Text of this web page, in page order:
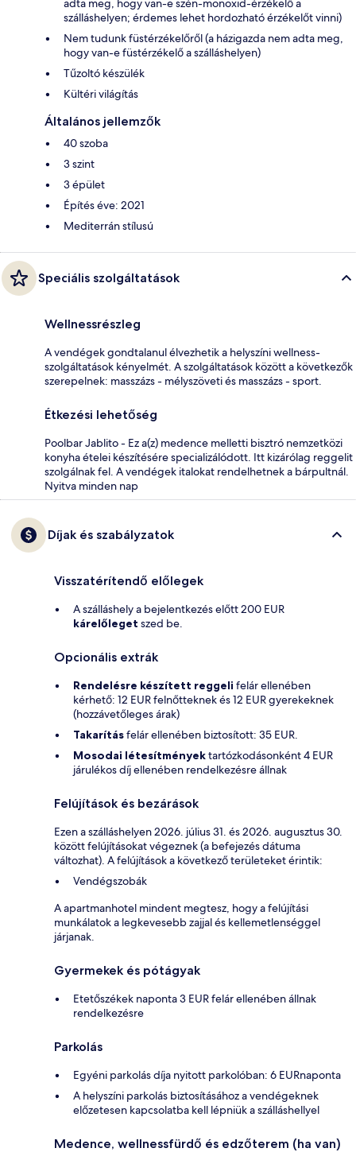
adta meg, hogy van-e szén-monoxid-érzékelő a
szálláshelyen; érdemes lehet hordozható érzékelőt vinni)
Nem tudunk füstérzékelőről (a házigazda nem adta meg,
hogy van-e füstérzékelő a szálláshelyen)
Tűzoltó készülék
Kültéri világítás
Általános jellemzők
40 szoba
3 szint
3 épület
Építés éve: 2021
Mediterrán stílusú
Speciális szolgáltatások
Wellnessrészleg
A vendégek gondtalanul élvezhetik a helyszíni wellness-
szolgáltatások kényelmét. A szolgáltatások között a következők
szerepelnek: masszázs - mélyszöveti és masszázs - sport.
Étkezési lehetőség
Poolbar Jablito - Ez a(z) medence melletti bisztró nemzetközi
konyha ételei készítésére specializálódott. Itt kizárólag reggelit
szolgálnak fel. A vendégek italokat rendelhetnek a bárpultnál.
Nyitva minden nap
Díjak és szabályzatok
Visszatérítendő előlegek
A szálláshely a bejelentkezés előtt 200 EUR
kárelőleget szed be.
Opcionális extrák
Rendelésre készített reggeli felár ellenében
kérhető: 12 EUR felnőtteknek és 12 EUR gyerekeknek
(hozzávetőleges árak)
Takarításfelár ellenében biztosított: 35 EUR.
Mosodai létesítményektartózkodásonként 4 EUR
járulékos díj ellenében rendelkezésre állnak
Felújítások és bezárások
Ezen a szálláshelyen 2026. július 31. és 2026. augusztus 30.
között felújításokat végeznek (a befejezés dátuma
változhat). A felújítások a következő területeket érintik:
Vendégszobák
A apartmanhotel mindent megtesz, hogy a felújítási
munkálatok a legkevesebb zajjal és kellemetlenséggel
járjanak.
Gyermekek és pótágyak
Etetőszékek naponta 3 EUR felár ellenében állnak
rendelkezésre
Parkolás
Egyéni parkolás díja nyitott parkolóban: 6 EURnaponta
A helyszíni parkolás biztosításához a vendégeknek
előzetesen kapcsolatba kell lépniük a szálláshellyel
Medence, wellnessfürdő és edzőterem (ha van)